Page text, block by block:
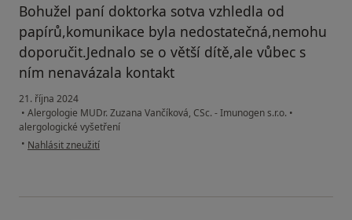
Bohužel paní doktorka sotva vzhledla od
papírů,komunikace byla nedostatečná,nemohu
doporučit.Jednalo se o větší dítě,ale vůbec s
ním nenavázala kontakt
21. října 2024
• Alergologie MUDr. Zuzana Vančíková, CSc. - Imunogen s.r.o. •
alergologické vyšetření
• podle názoru uživatele Lena
Nahlásit zneužití